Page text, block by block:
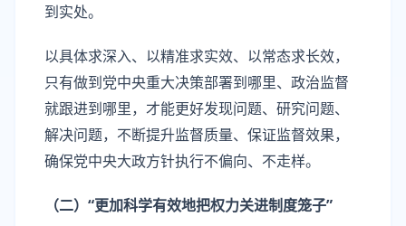
到实处。
以具体求深入、以精准求实效、以常态求长效，
只有做到党中央重大决策部署到哪里、政治监督
就跟进到哪里，才能更好发现问题、研究问题、
解决问题，不断提升监督质量、保证监督效果，
确保党中央大政方针执行不偏向、不走样。
（二）“更加科学有效地把权力关进制度笼子”